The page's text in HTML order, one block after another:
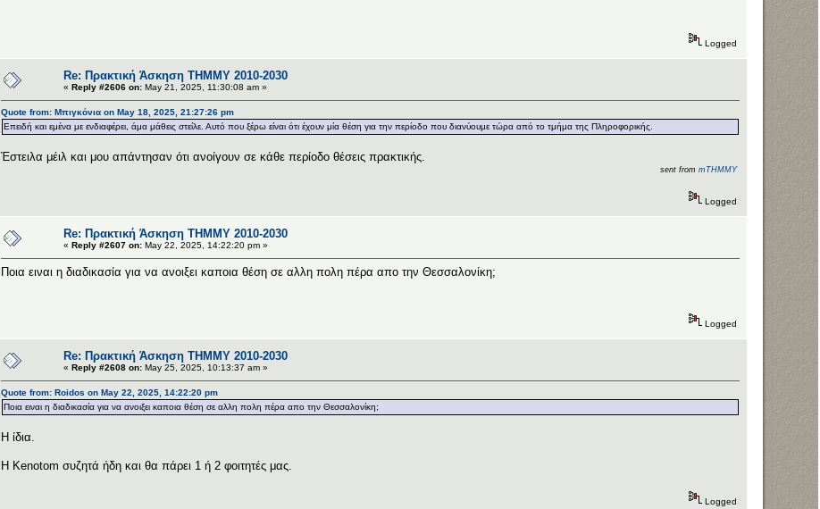
Logged
Re: Πρακτική Άσκηση ΤΗΜΜΥ 2010-2030
« Reply #2606 on: May 21, 2025, 11:30:08 am »
Quote from: Μπιγκόνια on May 18, 2025, 21:27:26 pm
Επειδή και εμένα με ενδιαφέρει, άμα μάθεις στείλε. Αυτό που ξέρω είναι ότι έχουν μία θέση για την περίοδο που διανύουμε τώρα από το τμήμα της Πληροφορικής.
Έστειλα μέιλ και μου απάντησαν ότι ανοίγουν σε κάθε περίοδο θέσεις πρακτικής.
sent from mTHMMY
Logged
Re: Πρακτική Άσκηση ΤΗΜΜΥ 2010-2030
« Reply #2607 on: May 22, 2025, 14:22:20 pm »
Ποια ειναι η διαδικασία για να ανοιξει καποια θέση σε αλλη πολη πέρα απο την Θεσσαλονίκη;
Logged
Re: Πρακτική Άσκηση ΤΗΜΜΥ 2010-2030
« Reply #2608 on: May 25, 2025, 10:13:37 am »
Quote from: Roidos on May 22, 2025, 14:22:20 pm
Ποια ειναι η διαδικασία για να ανοιξει καποια θέση σε αλλη πολη πέρα απο την Θεσσαλονίκη;
Η ίδια.
Η Kenotom συζητά ήδη και θα πάρει 1 ή 2 φοιτητές μας.
Logged